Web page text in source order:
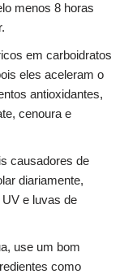
menos 8 horas
em carboidratos
eles aceleram o
antioxidantes,
cenoura e
causadores de
diariamente,
e luvas de
use um bom
como